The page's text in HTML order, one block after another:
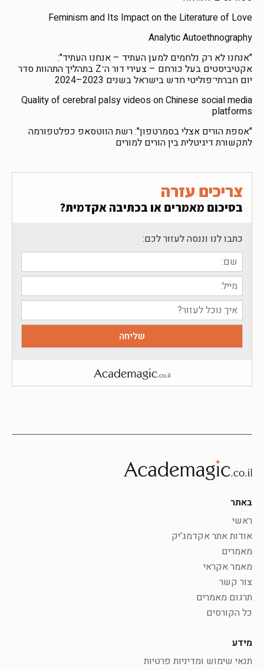
Feminism and Its Impact on the Literature of Love
Analytic Autoethnography
"אנחנו לא רק נלחמים למען העתיד – אנחנו העתיד":
אקטיביסטים בעל כורחם – צעירי דור ה־Z בתהליך התהוות סדר
יום חברתי־פוליטי חדש בישראל בשנים 2023–2024
Quality of cerebral palsy videos on Chinese social media
platforms
"אספת הורים אצלי בסמרטפון": רשת הווטסאפ כפלטפורמה
לתקשורת דיגיטלית בין הורים למורים
צריכים עזרה
בסיכום מאמרים או בכתיבה אקדמית?
כתבו לנו וננסה לעזור לכם:
באתר
ראשי
אודות אתר אקדמג'יק
מאמרים
מאמר אקראי
צור קשר
תרגום מאמרים
כל הקורסים
מידע
תנאי שימוש ומדיניות פרטיות